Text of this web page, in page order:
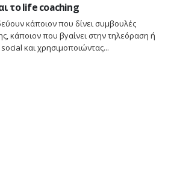
το life coaching
κάποιον που δίνει συμβουλές
κάποιον που βγαίνει στην τηλεόραση ή
και χρησιμοποιώντας...